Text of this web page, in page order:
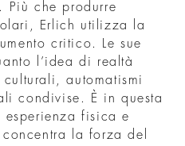
Più che produrre
Erlich utilizza la
critico. Le sue
l’idea di realtà
automatismi
condivise. È in questa
fisica e
la forza del